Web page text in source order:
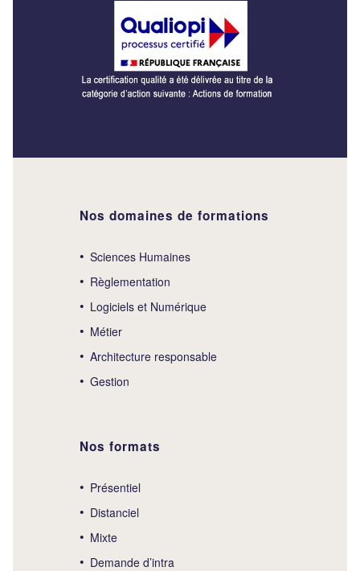
Nos domaines de formations
Sciences Humaines
Règlementation
Logiciels et Numérique
Métier
Architecture responsable
Gestion
Nos formats
Présentiel
Distanciel
Mixte
Demande d’intra